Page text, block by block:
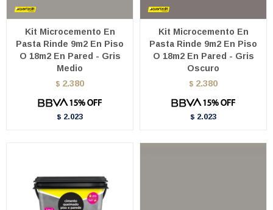
Kit Microcemento En
Pasta Rinde 9m2 En Piso
O 18m2 En Pared - Gris
Medio
$ 2.380
$ 2.023
Kit Microcemento En
Pasta Rinde 9m2 En Piso
O 18m2 En Pared - Gris
Oscuro
$ 2.380
$ 2.023